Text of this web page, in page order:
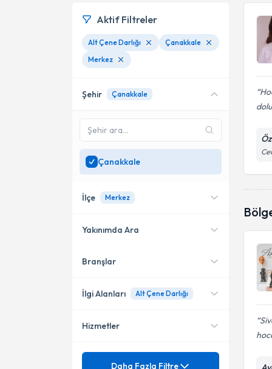
Aktif Filtreler
Alt Çene Darlığı
Çanakkale
Merkez
Şehir Çanakkale
Çanakkale
İlçe Merkez
Merkez
Yakınımda Ara
Konumuma yakın uzmanları
Branşlar
Diş Hekimi
Ortodonti (Çene-Diş
Bozuklukları)
İlgi Alanları Alt Çene Darlığı
Ağız Koruyucusu
Hizmetler
Mezuniyet
Daha Fazla Filtre